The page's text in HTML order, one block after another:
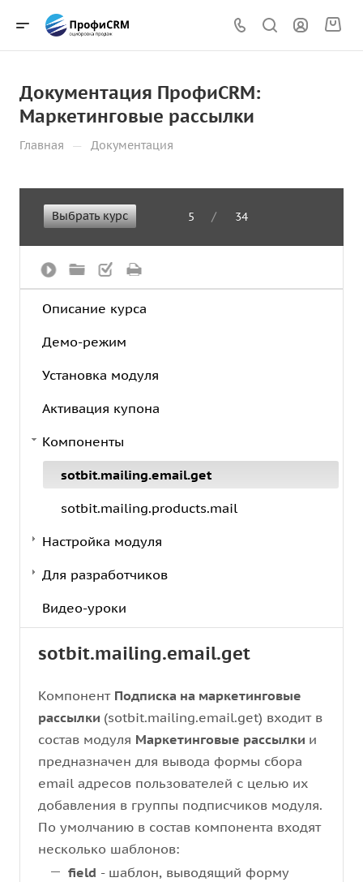
Документация ПрофиCRM:
Маркетинговые рассылки
Главная — Документация
Выбрать курс 5 / 34
Описание курса
Демо-режим
Установка модуля
Активация купона
Компоненты
sotbit.mailing.email.get
sotbit.mailing.products.mail
Настройка модуля
Для разработчиков
Видео-уроки
sotbit.mailing.email.get
Компонент Подписка на маркетинговые
рассылки (sotbit.mailing.email.get) входит в
состав модуля Маркетинговые рассылки и
предназначен для вывода формы сбора
email адресов пользователей с целью их
добавления в группы подписчиков модуля.
По умолчанию в состав компонента входят
несколько шаблонов:
field - шаблон, выводящий форму